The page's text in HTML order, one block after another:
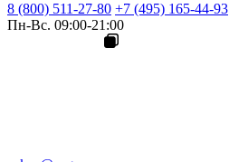
8 (800) 511-27-80 +7 (495) 165-44-93
Пн-Вс. 09:00-21:00